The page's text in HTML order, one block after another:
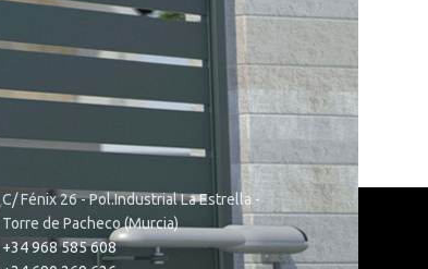
C/ Fénix 26 - Pol.Industrial La Estrella -
Torre de Pacheco (Murcia)
+34 968 585 608